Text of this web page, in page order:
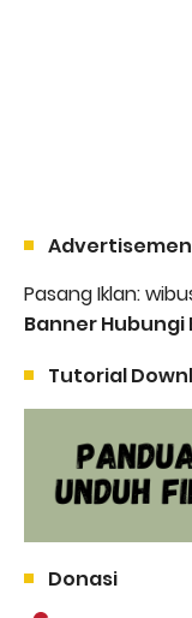
Pasang Iklan:
Banner Hubungi
Tutorial
Donasi